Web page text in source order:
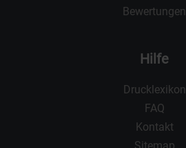
Bewertungen
Hilfe
Drucklexikon
FAQ
Kontakt